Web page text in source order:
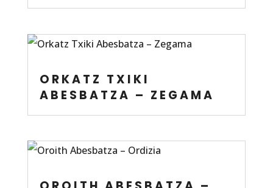
ORKATZ TXIKI
ABESBATZA – ZEGAMA